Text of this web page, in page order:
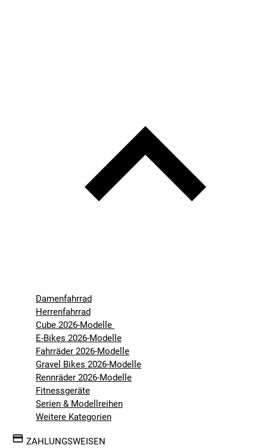
Damenfahrrad
Herrenfahrrad
Cube 2026-Modelle
E-Bikes 2026-Modelle
Fahrräder 2026-Modelle
Gravel Bikes 2026-Modelle
Rennräder 2026-Modelle
Fitnessgeräte
Serien & Modellreihen
Weitere Kategorien
ZAHLUNGSWEISEN